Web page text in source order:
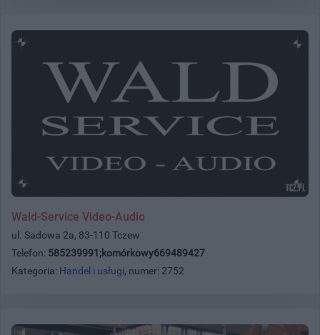
Wald-Service Video-Audio
ul. Sadowa 2a, 83-110 Tczew
Telefon: 585239991;komórkowy669489427
Kategoria: Handel i usługi, numer: 2752